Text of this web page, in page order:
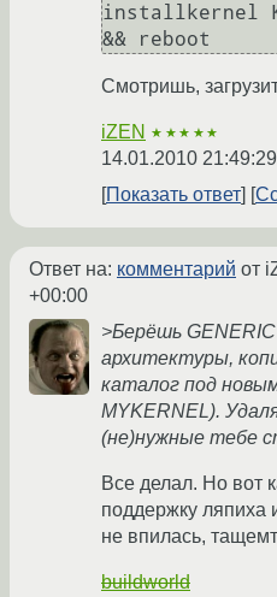
installkernel
&& reboot
Смотришь,
iZEN ★★★★★
14.01.2010
Показать ответ
Ответ на: комментарий от
+00:00
>Берёшь
архитектуры,
каталог под
MYKERNEL).
(не)нужные тебе
Все делал. Но вот
поддержку ляпиха
не впилась,
buildworld